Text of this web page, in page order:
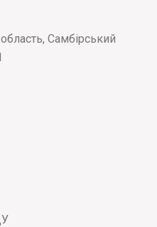
Самбірський